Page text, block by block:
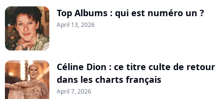
Top Albums : qui est numéro un ?
April 13, 2026
Céline Dion : ce titre culte de retour
dans les charts français
April 7, 2026